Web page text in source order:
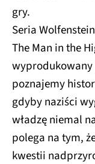
gry.
Seria
The Man in the
wyprodukowany
poznajemy
gdyby naziści
władzę niemal
polega na tym,
kwestii